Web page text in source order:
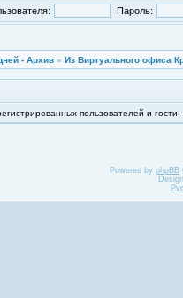
Пароль:
- Архив » Из Виртуального офиса
пользователей и гости:
Powered by phpBB